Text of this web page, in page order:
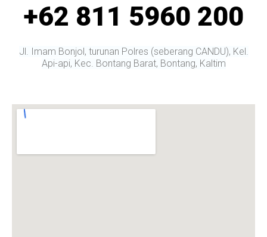
+62 811 5960 200
Jl. Imam Bonjol, turunan Polres (seberang CANDU), Kel.
Api-api, Kec. Bontang Barat, Bontang, Kaltim